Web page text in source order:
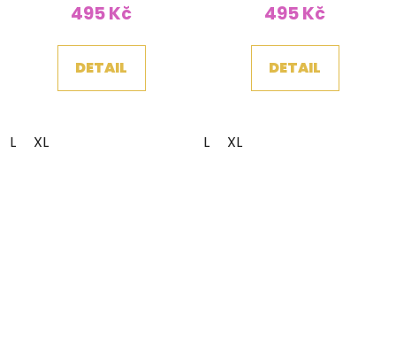
495 Kč
DETAIL
L XL
495 Kč
DETAIL
L XL